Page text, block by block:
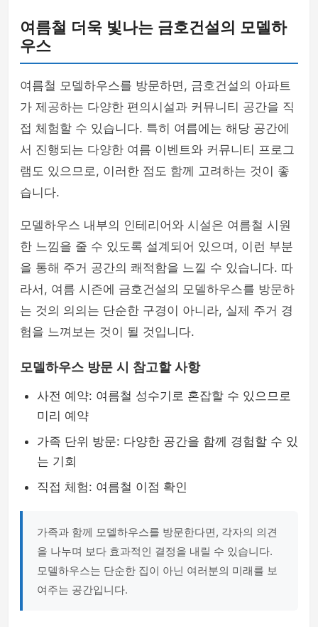
여름철 더욱 빛나는 금호건설의 모델하
우스
여름철 모델하우스를 방문하면, 금호건설의 아파트
가 제공하는 다양한 편의시설과 커뮤니티 공간을 직
접 체험할 수 있습니다. 특히 여름에는 해당 공간에
서 진행되는 다양한 여름 이벤트와 커뮤니티 프로그
램도 있으므로, 이러한 점도 함께 고려하는 것이 좋
습니다.
모델하우스 내부의 인테리어와 시설은 여름철 시원
한 느낌을 줄 수 있도록 설계되어 있으며, 이런 부분
을 통해 주거 공간의 쾌적함을 느낄 수 있습니다. 따
라서, 여름 시즌에 금호건설의 모델하우스를 방문하
는 것의 의의는 단순한 구경이 아니라, 실제 주거 경
험을 느껴보는 것이 될 것입니다.
모델하우스 방문 시 참고할 사항
사전 예약: 여름철 성수기로 혼잡할 수 있으므로
미리 예약
가족 단위 방문: 다양한 공간을 함께 경험할 수 있
는 기회
직접 체험: 여름철 이점 확인
가족과 함께 모델하우스를 방문한다면, 각자의 의견
을 나누며 보다 효과적인 결정을 내릴 수 있습니다.
모델하우스는 단순한 집이 아닌 여러분의 미래를 보
여주는 공간입니다.